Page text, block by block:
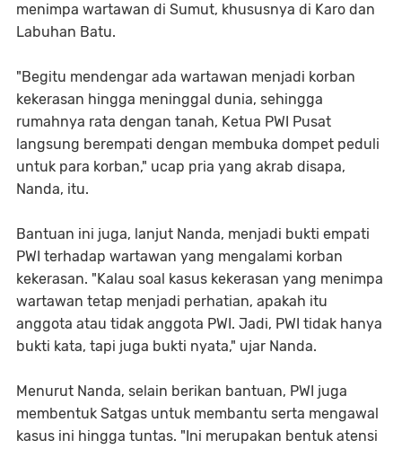
menimpa wartawan di Sumut, khususnya di Karo dan
Labuhan Batu.
"Begitu mendengar ada wartawan menjadi korban
kekerasan hingga meninggal dunia, sehingga
rumahnya rata dengan tanah, Ketua PWI Pusat
langsung berempati dengan membuka dompet peduli
untuk para korban," ucap pria yang akrab disapa,
Nanda, itu.
Bantuan ini juga, lanjut Nanda, menjadi bukti empati
PWI terhadap wartawan yang mengalami korban
kekerasan. "Kalau soal kasus kekerasan yang menimpa
wartawan tetap menjadi perhatian, apakah itu
anggota atau tidak anggota PWI. Jadi, PWI tidak hanya
bukti kata, tapi juga bukti nyata," ujar Nanda.
Menurut Nanda, selain berikan bantuan, PWI juga
membentuk Satgas untuk membantu serta mengawal
kasus ini hingga tuntas. "Ini merupakan bentuk atensi